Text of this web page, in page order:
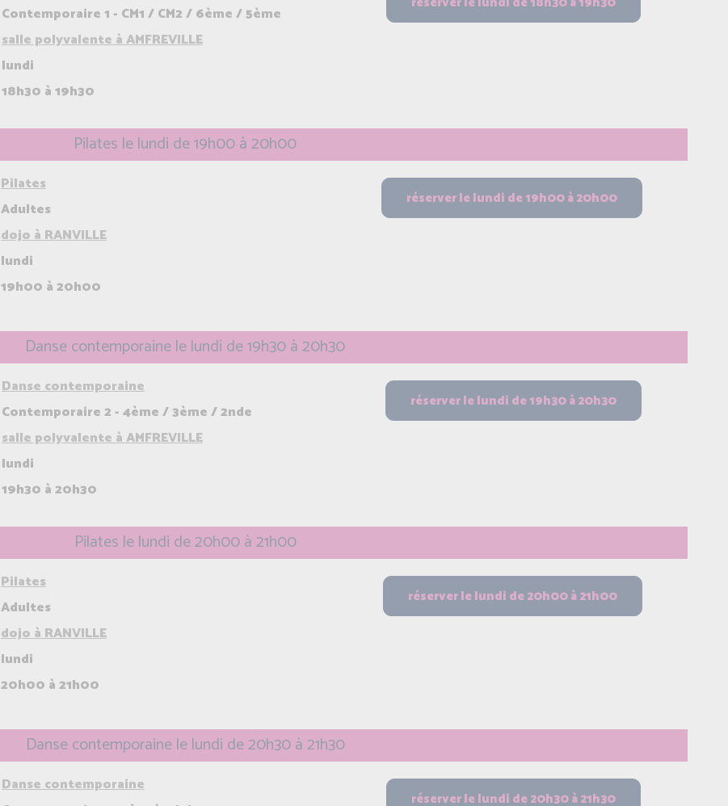
Contemporaire 1 - CM1 / CM2 / 6ème / 5ème
salle polyvalente à AMFREVILLE
lundi
18h30 à 19h30
Pilates le lundi de 19h00 à 20h00
Pilates
Adultes
dojo à RANVILLE
lundi
19h00 à 20h00
Danse contemporaine le lundi de 19h30 à 20h30
Danse contemporaine
Contemporaire 2 - 4ème / 3ème / 2nde
salle polyvalente à AMFREVILLE
lundi
19h30 à 20h30
Pilates le lundi de 20h00 à 21h00
Pilates
Adultes
dojo à RANVILLE
lundi
20h00 à 21h00
Danse contemporaine le lundi de 20h30 à 21h30
Danse contemporaine